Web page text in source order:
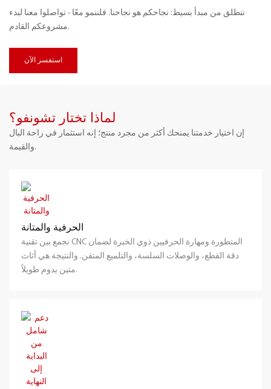
ننطلق من مبدأ بسيط: نجاحكم هو نجاحنا. فلننمو معًا - تواصلوا معنا لبدء
مشروعكم القادم.
استفسر الآن
لماذا تختار تشونفو؟
إن اختيار خدمتنا يمنحك أكثر من مجرد منتج؛ إنه استثمار في راحة البال
والقيمة.
الحرفية والمتانة
نجمع بين تقنية CNC المتطورة ومهارة الحرفيين ذوي الخبرة لضمان
دقة القطع، والوصلات السلسة، والتلميع المتقن. والنتيجة هي أثاث
متين يدوم طويلاً.